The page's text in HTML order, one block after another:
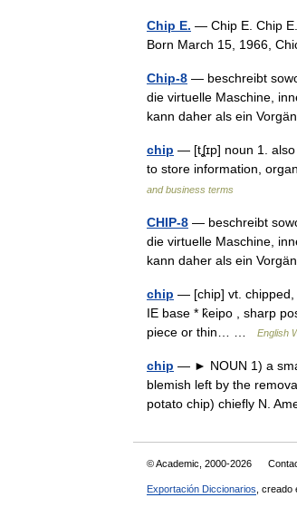
Chip E. — Chip E. Chip
Born March 15, 1966,
Chip-8 — beschreibt
die virtuelle Maschine,
kann daher als ein
chip — [tʆɪp] noun 1.
to store information,
and business terms
CHIP-8 — beschreibt
die virtuelle Maschine,
kann daher als ein
chip — [chip] vt. chipped,
IE base * k̑eipo , sharp
piece or thin… …
English
chip — ► NOUN 1) a
blemish left by the
potato chip) chiefly N.
© Academic, 2000-2026
Exportación Diccionarios , creado